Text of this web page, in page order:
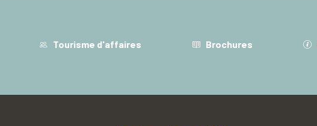
Tourisme d'affaires Brochures